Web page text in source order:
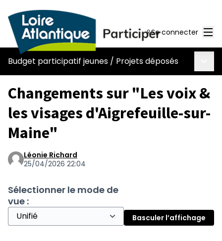
Se connecter
Budget participatif jeunes / Projets déposés
Changements sur "Les voix &
les visages d'Aigrefeuille-sur-
Maine"
Léonie Richard
25/04/2026 22:04
Sélectionner le mode de
vue :
Basculer l’affichage